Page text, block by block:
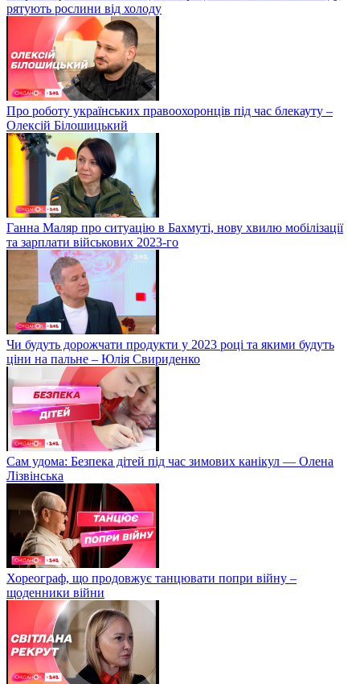
рятують рослини від холоду
Про роботу українських правоохоронців під час блекауту –
Олексій Білошицький
Ганна Маляр про ситуацію в Бахмуті, нову хвилю мобілізації
та зарплати військових 2023-го
Чи будуть дорожчати продукти у 2023 році та якими будуть
ціни на пальне – Юлія Свириденко
Сам удома: Безпека дітей під час зимових канікул — Олена
Лізвінська
Хореограф, що продовжує танцювати попри війну –
щоденники війни